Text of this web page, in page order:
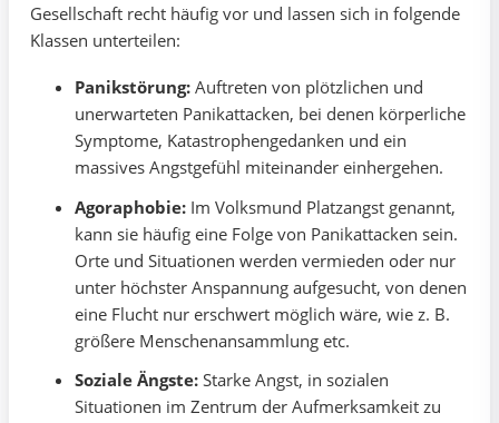
Gesellschaft recht häufig vor und lassen sich in folgende
Klassen unterteilen:
Panikstörung:Auftreten von plötzlichen und
unerwarteten Panikattacken, bei denen körperliche
Symptome, Katastrophengedanken und ein
massives Angstgefühl miteinander einhergehen.
Agoraphobie:Im Volksmund Platzangst genannt,
kann sie häufig eine Folge von Panikattacken sein.
Orte und Situationen werden vermieden oder nur
unter höchster Anspannung aufgesucht, von denen
eine Flucht nur erschwert möglich wäre, wie z. B.
größere Menschenansammlung etc.
Soziale Ängste:Starke Angst, in sozialen
Situationen im Zentrum der Aufmerksamkeit zu